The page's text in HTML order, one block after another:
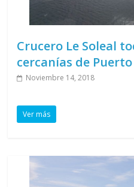
Crucero Le Soleal
cercanías de
Noviembre 14, 2018
Ver más